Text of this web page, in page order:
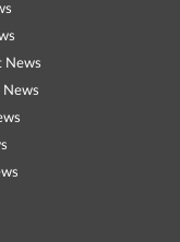
News
News